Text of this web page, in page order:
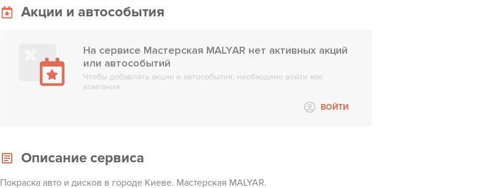
Акции и автособытия
На сервисе Мастерская MALYAR нет активных акций
или автособытий
Чтобы добавлять акции и автособытия, необходимо войти как
компания
ВОЙТИ
Описание сервиса
Покраска авто и дисков в городе Киеве. Мастерская MALYAR.